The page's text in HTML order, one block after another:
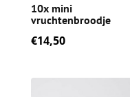
10x mini
vruchtenbroodje
€14,50